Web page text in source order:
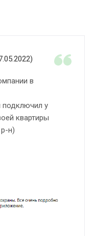
в
подключил у
квартиры
н)